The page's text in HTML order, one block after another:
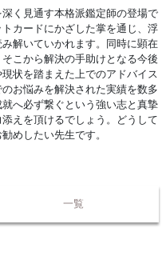
く見通す本格派鑑定師の登場で
カードにかざした掌を通じ、浮
解いていかれます。同時に顕在
こから解決の手助けとなる今後
状を踏まえた上でのアドバイス
お悩みを解決された実績を数多
へ必ず繋ぐという強い志と真摯
えを頂けるでしょう。どうして
めしたい先生です。
一覧